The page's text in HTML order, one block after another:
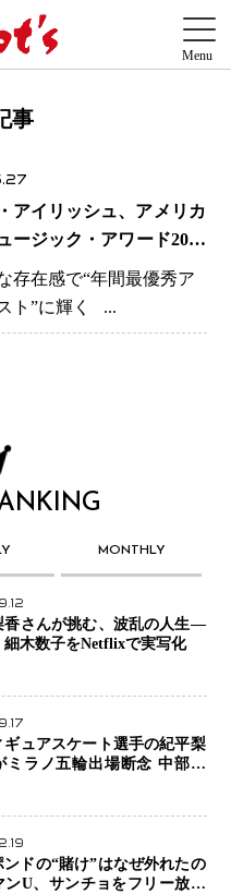
事
アイリッシュ、アメリカ
ージック・アワード2025
成
存在感で“年間最優秀ア
ト”に輝く ...
MONTHLY
香さんが挑む、波乱の人生―
細木数子をNetflixで実写化
ギュアスケート選手の紀平梨
ミラノ五輪出場断念 中部選
を発表「安全最優先の判断」
ンドの“賭け”はなぜ外れたの
ンU、サンチョをフリー放出